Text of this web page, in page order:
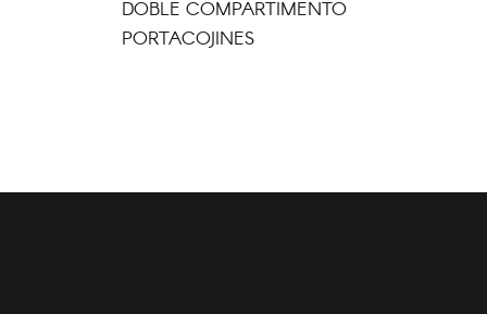
DOBLE COMPARTIMENTO
PORTACOJINES